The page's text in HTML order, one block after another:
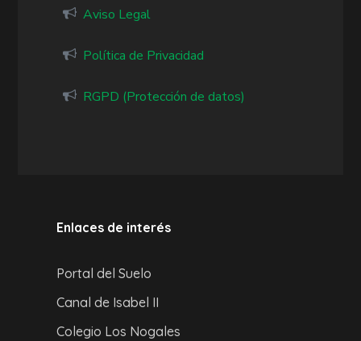
Aviso Legal
Política de Privacidad
RGPD (Protección de datos)
Enlaces de interés
Portal del Suelo
Canal de Isabel II
Colegio Los Nogales